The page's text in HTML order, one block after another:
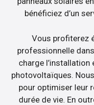
bénéficiez d’un
Vous profiterez
professionnelle
charge l’installation
photovoltaïques.
pour optimiser leur
durée de vie. En